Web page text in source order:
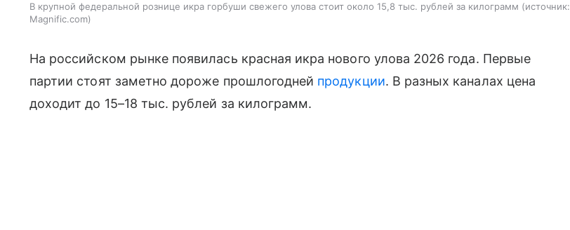
В крупной федеральной рознице икра горбуши свежего улова стоит около 15,8 тыс. рублей за килограмм
источник:
Magnific.com
На российском рынке появилась красная икра нового улова 2026 года. Первые
партии стоят заметно дороже прошлогодней продукции. В разных каналах цена
доходит до 15–18 тыс. рублей за килограмм.